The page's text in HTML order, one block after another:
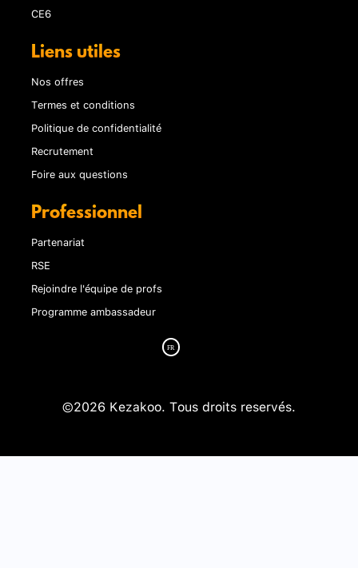
CE6
Liens utiles
Nos offres
Termes et conditions
Politique de confidentialité
Recrutement
Foire aux questions
Professionnel
Partenariat
RSE
Rejoindre l'équipe de profs
Programme ambassadeur
©2026 Kezakoo. Tous droits reservés.